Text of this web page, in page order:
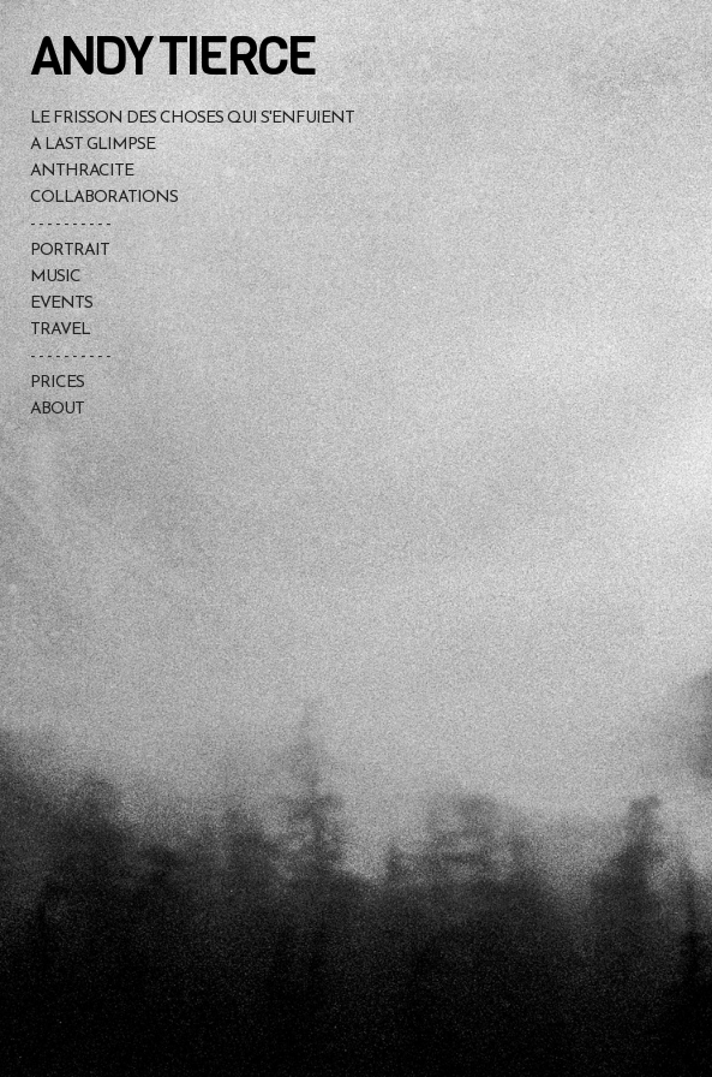
ANDY TIERCE
LE FRISSON DES CHOSES QUI S'ENFUIENT
A LAST GLIMPSE
ANTHRACITE
COLLABORATIONS
- - - - - - - - - -
PORTRAIT
MUSIC
EVENTS
TRAVEL
- - - - - - - - - -
PRICES
ABOUT